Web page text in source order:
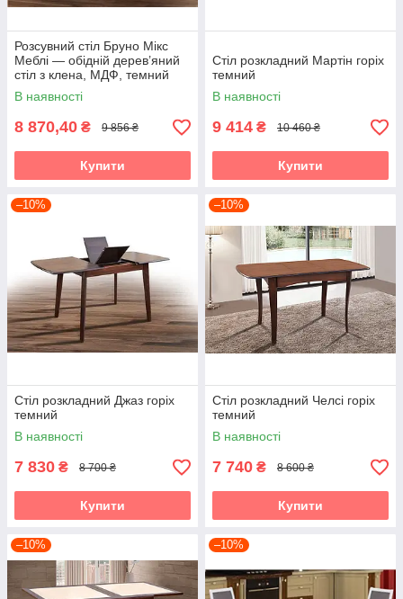
Розсувний стіл Бруно Мікс
Меблі — обідній дерев’яний
стіл з клена, МДФ, темний
горіх
В наявності
8 870,40 ₴ 9 856 ₴
Купити
Стіл розкладний Мартін горіх
темний
В наявності
9 414 ₴ 10 460 ₴
Купити
–10%
Стіл розкладний Джаз горіх
темний
В наявності
7 830 ₴ 8 700 ₴
Купити
–10%
Стіл розкладний Челсі горіх
темний
В наявності
7 740 ₴ 8 600 ₴
Купити
–10% –10%